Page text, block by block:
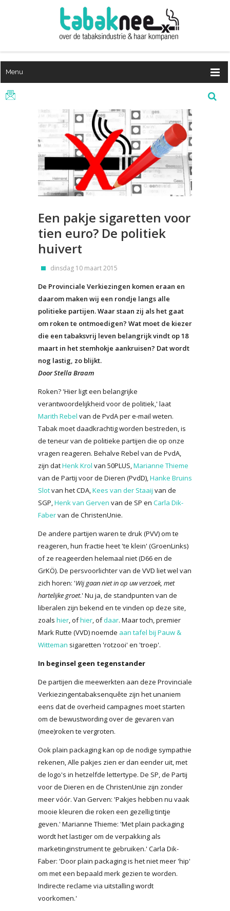
Menu
Een pakje sigaretten voor
tien euro? De politiek
huivert
dinsdag 10 maart 2015
De Provinciale Verkiezingen komen eraan en
daarom maken wij een rondje langs alle
politieke partijen. Waar staan zij als het gaat
om roken te ontmoedigen? Wat moet de kiezer
die een tabaksvrij leven belangrijk vindt op 18
maart in het stemhokje aankruisen? Dat wordt
nog lastig, zo blijkt.
Door Stella Braam
Roken? 'Hier ligt een belangrijke
verantwoordelijkheid voor de politiek,' laat
Marith Rebel van de PvdA per e-mail weten.
Tabak moet daadkrachtig worden bestreden, is
de teneur van de politieke partijen die op onze
vragen reageren. Behalve Rebel van de PvdA,
zijn datHenk Krol van 50PLUS,Marianne Thieme
van de Partij voor de Dieren (PvdD),Hanke Bruins
Slotvan het CDA,Kees van der Staaij van de
SGP,Henk van Gerven van de SP en Carla Dik-
Fabervan de ChristenUnie.
De andere partijen waren te druk (PVV) om te
reageren, hun fractie heet 'te klein' (GroenLinks)
of ze reageerden helemaal niet (D66 en de
GrKÖ). De persvoorlichter van de VVD liet wel van
zich horen: 'Wij gaan niet in op uw verzoek, met
hartelijke groet.' Nu ja, de standpunten van de
liberalen zijn bekend en te vinden op deze site,
zoals hier, ofhier, ofdaar. Maar toch, premier
Mark Rutte (VVD) noemde aan tafel bij Pauw &
Witteman sigaretten 'rotzooi' en 'troep'.
In beginsel geen tegenstander
De partijen die meewerkten aan deze Provinciale
Verkiezingentabaksenquête zijn het unaniem
eens dat de overheid campagnes moet starten
om de bewustwording over de gevaren van
(mee)roken te vergroten.
Ook plain packaging kan op de nodige sympathie
rekenen, Alle pakjes zien er dan eender uit, met
de logo's in hetzelfde lettertype. De SP, de Partij
voor de Dieren en de ChristenUnie zijn zonder
meer vóór. Van Gerven: 'Pakjes hebben nu vaak
mooie kleuren die roken een gezellig tintje
geven.' Marianne Thieme: 'Met plain packaging
wordt het lastiger om de verpakking als
marketinginstrument te gebruiken.' Carla Dik-
Faber: 'Door plain packaging is het niet meer 'hip'
om met een bepaald merk gezien te worden.
Indirecte reclame via uitstalling wordt
voorkomen.'